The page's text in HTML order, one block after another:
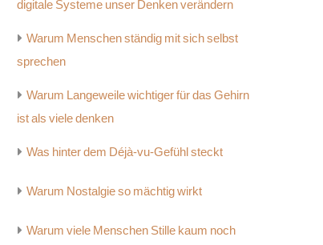
digitale Systeme unser Denken verändern
Warum Menschen ständig mit sich selbst
sprechen
Warum Langeweile wichtiger für das Gehirn
ist als viele denken
Was hinter dem Déjà-vu-Gefühl steckt
Warum Nostalgie so mächtig wirkt
Warum viele Menschen Stille kaum noch